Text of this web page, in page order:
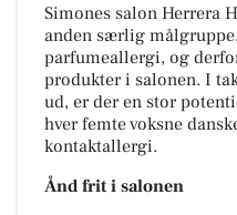
Simones salon Herrera
anden særlig
parfumeallergi, og
produkter i salonen. I
ud, er der en stor
hver femte voksne
kontaktallergi.
Ånd frit i salonen